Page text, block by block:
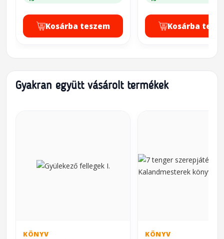
Kosárba teszem Kosárba
Gyakran együtt vásárolt termékek
KÖNYV KÖNYV